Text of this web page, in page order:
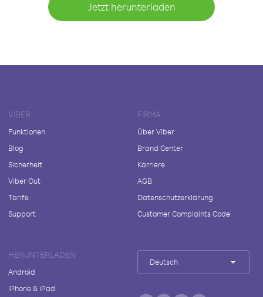
Jetzt herunterladen
VIBER
Funktionen
Blog
Sicherheit
Viber Out
Tarife
Support
FIRMA
Über Viber
Brand Center
Karriere
AGB
Datenschutzerklärung
Customer Complaints Code
HERUNTERLADEN
Android
iPhone & iPad
Deutsch